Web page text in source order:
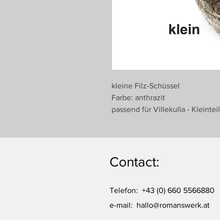
kleine Filz-Schüssel
Farbe: anthrazit
passend für Villekulla -
Contact:
Telefon: +43 (0) 660 5566880
e-mail: hallo@romanswerk.at